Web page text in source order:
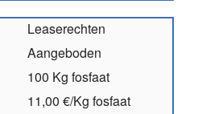
Leaserechten
Aangeboden
100 Kg fosfaat
11,00 €/Kg fosfaat